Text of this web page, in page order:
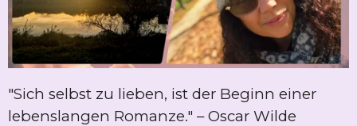
"Sich selbst zu lieben, ist der Beginn einer
lebenslangen Romanze." – Oscar Wilde